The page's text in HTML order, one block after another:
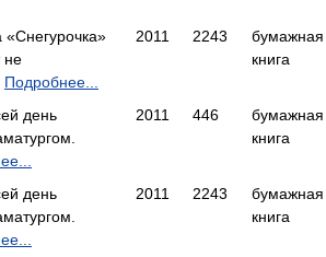
«Снегурочка»
не
Подробнее...
2011 2243
бумажная
книга
день
2011 446
бумажная
книга
день
2011 2243
бумажная
книга